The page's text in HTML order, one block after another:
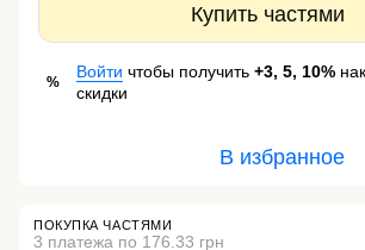
Купить частями
%
Войти чтобы получить +3, 5, 10%
скидки
В избранное
ПОКУПКА ЧАСТЯМИ
3 платежа по 176.33 грн